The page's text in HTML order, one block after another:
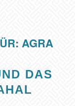
AGRA
DAS